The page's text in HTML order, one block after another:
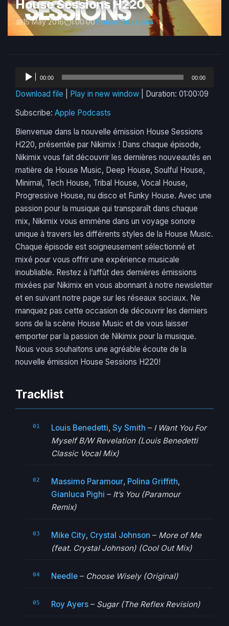
House Sessions H220
15 May 2016 1:00:00House Sessions
Audio
00:00 00:00
Download file Play in new window
Duration: 01:00:09
Subscribe: Apple Podcasts
Bienvenue dans la nouvelle émission House Sessions
H220, présentée par Nikimix ! Dans chaque épisode,
Nikimix vous fait découvrir les dernières nouveautés en
matière de House Music, Deep House, Soulful House,
Minimal, Tech House, Tribal House, Vocal House,
Progressive House, nu disco et Funky House. Avec une
passion pour la musique qui transparaît dans chaque
mix, Nikimix vous emmène dans un voyage sonore
unique à travers les différents styles de la House Music.
Chaque épisode est soigneusement sélectionné et
mixé pour vous offrir une expérience musicale
inoubliable. Restez à l’affût des dernières émissions
mixées par Nikimix en vous abonnant à notre newsletter
et en suivant notre page sur les réseaux sociaux. Ne
manquez pas cette occasion de découvrir les derniers
sons de la scène House Music et de vous laisser
emporter par la passion de Nikimix pour la musique.
Nous vous souhaitons une agréable écoute de la
nouvelle émission House Sessions H220!
Tracklist
Louis Benedetti, Sy Smith – I Want You For
Myself B/W Revelation (Louis Benedetti
Classic Vocal Mix)
Massimo Paramour, Polina Griffith,
Gianluca Pighi – It’s You (Paramour
Remix)
Mike City, Crystal Johnson – More of Me
(feat. Crystal Johnson) (Cool Out Mix)
Needle– Choose Wisely (Original)
Roy Ayers– Sugar (The Reflex Revision)